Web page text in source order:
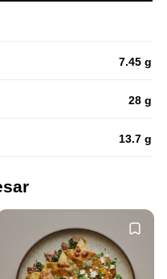
7.45 g
28 g
13.7 g